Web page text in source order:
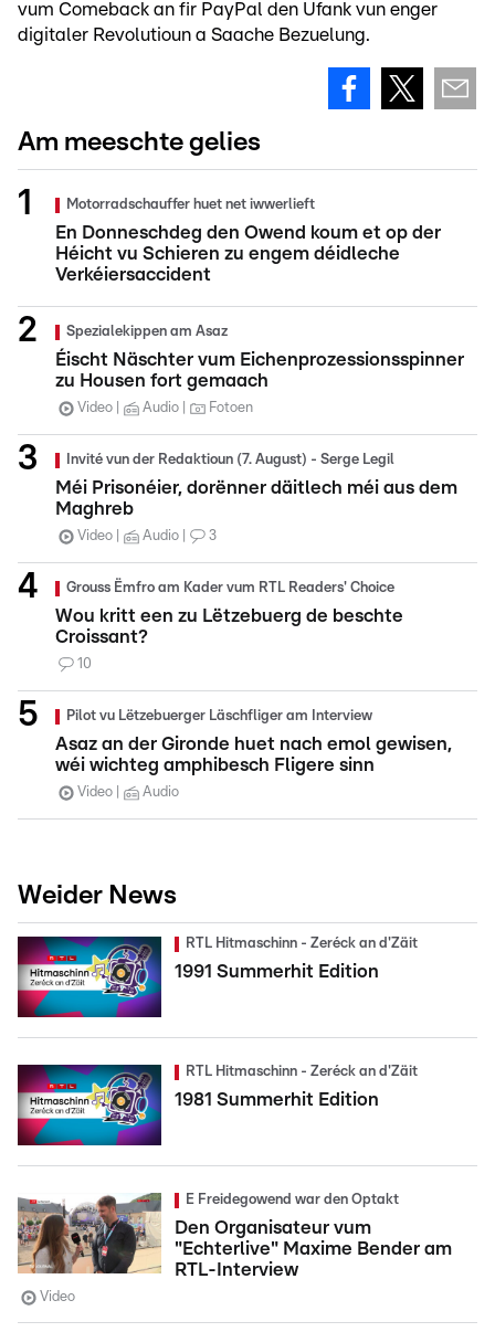
vum Comeback an fir PayPal den Ufank vun enger
digitaler Revolutioun a Saache Bezuelung.
Am meeschte gelies
Motorradschauffer huet net iwwerlieft
En Donneschdeg den Owend koum et op der
Héicht vu Schieren zu engem déidleche
Verkéiersaccident
Spezialekippen am Asaz
Éischt Näschter vum Eichenprozessionsspinner
zu Housen fort gemaach
Video Audio Fotoen
Invité vun der Redaktioun (7. August) - Serge Legil
Méi Prisonéier, dorënner däitlech méi aus dem
Maghreb
Video Audio 3
Grouss Ëmfro am Kader vum RTL Readers' Choice
Wou kritt een zu Lëtzebuerg de beschte
Croissant?
10
Pilot vu Lëtzebuerger Läschfliger am Interview
Asaz an der Gironde huet nach emol gewisen,
wéi wichteg amphibesch Fligere sinn
Video Audio
Weider News
RTL Hitmaschinn - Zeréck an d'Zäit
1991 Summerhit Edition
RTL Hitmaschinn - Zeréck an d'Zäit
1981 Summerhit Edition
E Freidegowend war den Optakt
Den Organisateur vum
"Echterlive" Maxime Bender am
RTL-Interview
Video